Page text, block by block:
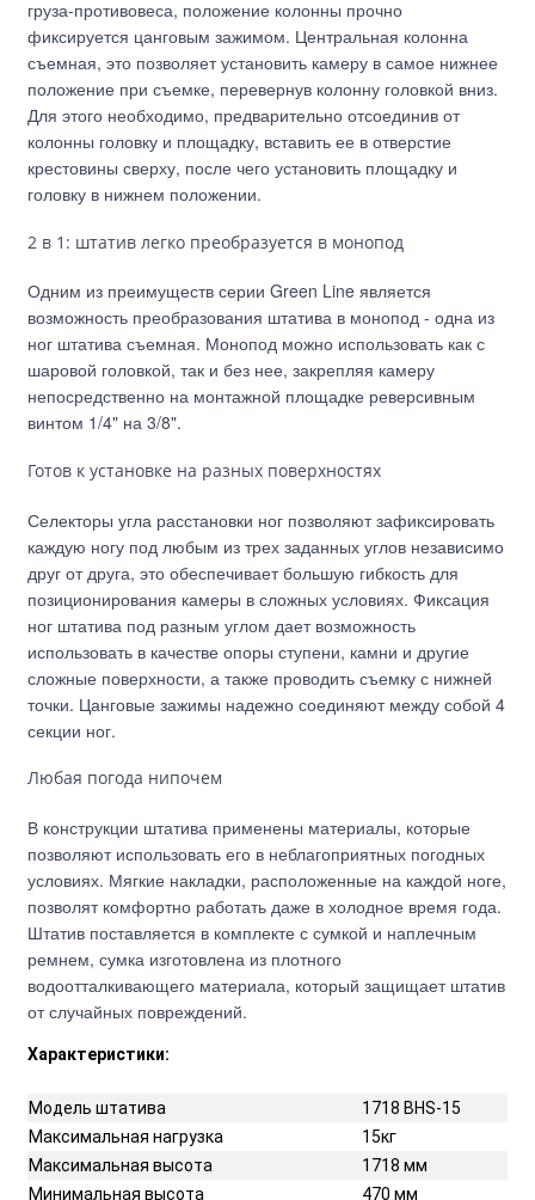
груза-противовеса, положение колонны прочно
фиксируется цанговым зажимом. Центральная колонна
съемная, это позволяет установить камеру в самое нижнее
положение при съемке, перевернув колонну головкой вниз.
Для этого необходимо, предварительно отсоединив от
колонны головку и площадку, вставить ее в отверстие
крестовины сверху, после чего установить площадку и
головку в нижнем положении.
2 в 1: штатив легко преобразуется в монопод
Одним из преимуществ серии Green Line является
возможность преобразования штатива в монопод - одна из
ног штатива съемная. Монопод можно использовать как с
шаровой головкой, так и без нее, закрепляя камеру
непосредственно на монтажной площадке реверсивным
винтом 1/4" на 3/8".
Готов к установке на разных поверхностях
Селекторы угла расстановки ног позволяют зафиксировать
каждую ногу под любым из трех заданных углов независимо
друг от друга, это обеспечивает большую гибкость для
позиционирования камеры в сложных условиях. Фиксация
ног штатива под разным углом дает возможность
использовать в качестве опоры ступени, камни и другие
сложные поверхности, а также проводить съемку с нижней
точки. Цанговые зажимы надежно соединяют между собой 4
секции ног.
Любая погода нипочем
В конструкции штатива применены материалы, которые
позволяют использовать его в неблагоприятных погодных
условиях. Мягкие накладки, расположенные на каждой ноге,
позволят комфортно работать даже в холодное время года.
Штатив поставляется в комплекте с сумкой и наплечным
ремнем, сумка изготовлена из плотного
водоотталкивающего материала, который защищает штатив
от случайных повреждений.
Характеристики:
Модель штатива
1718 BHS-15
Максимальная нагрузка
15кг
Максимальная высота
1718 мм
Минимальная высота
470 мм